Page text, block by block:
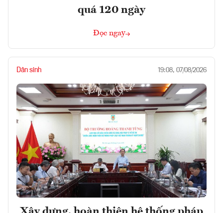
quá 120 ngày
Đọc ngay
Dân sinh 19:08, 07/08/2026